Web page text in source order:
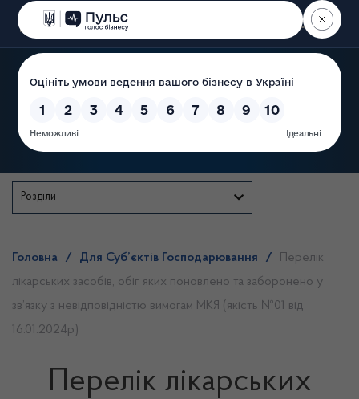
Пошук
Розділи
Головна / Для Суб’єктів Господарювання /
Перелік
лікарських засобів, обіг яких поновлено та заборонено у
зв’язку з невідповідністю вимогам МКЯ (якість №01 від
16.01.2024р)
Перелік лікарських